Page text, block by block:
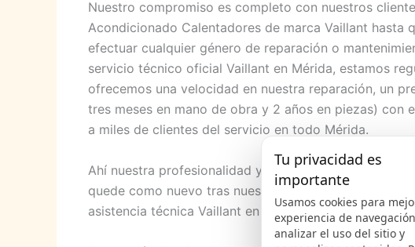
Nuestro compromiso es completo con nuestros
Acondicionado Calentadores de marca Vaillant hasta
efectuar cualquier género de reparación o
servicio técnico oficial Vaillant en Mérida, estamos
ofrecemos una velocidad en nuestra reparación, un
tres meses en mano de obra y 2 años en piezas)
a miles de clientes del servicio en todo Mérida.
Ahí nuestra profesionalidad y nuestro gran servicio
quede como nuevo tras nuestra asistencia, sea cual
asistencia técnica Vaillant en Mérida destaca los
Tu privacidad es
importante
Usamos cookies para
experiencia de
analizar el uso del sitio y